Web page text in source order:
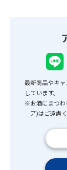
最新商品やキ
しています。
※お酒にまつわ
ア)はご遠慮く